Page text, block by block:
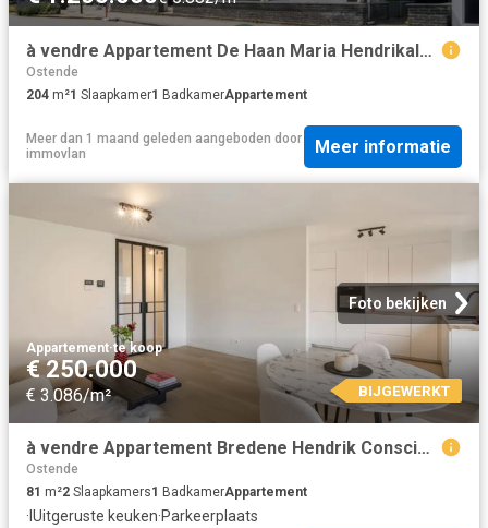
à vendre Appartement De Haan Maria Hendrikalaan
Ostende
204 m²1 Slaapkamer1 BadkamerAppartement
Meer dan 1 maand geleden aangeboden door
immovlan
Meer informatie
Foto bekijken
Appartement·te koop
€ 250.000
€ 3.086/m² BIJGEWERKT
à vendre Appartement Bredene Hendrik Consciencelaan
Ostende
81 m²2 Slaapkamers1 BadkamerAppartement
· IUitgeruste keuken·Parkeerplaats